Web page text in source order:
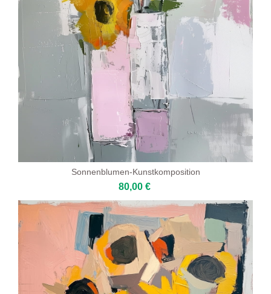
Sonnenblumen-Kunstkomposition
80,00 €